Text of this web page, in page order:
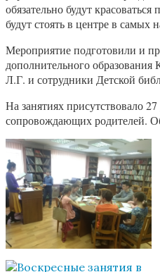
обязательно будут
будут стоять в центре в самых
Мероприятие подготовили и
дополнительного
Л.Г. и сотрудники Детской
На занятиях присутствовало
сопровождающих родителей.